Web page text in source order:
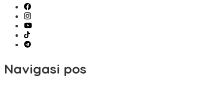
Navigasi pos